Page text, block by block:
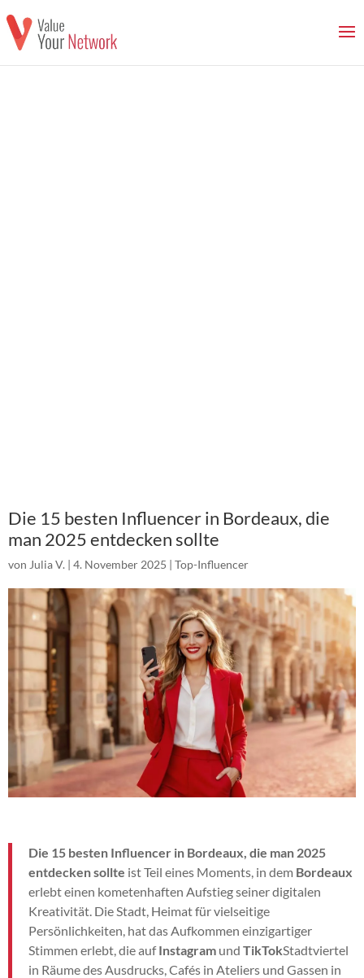
Die 15 besten Influencer in Bordeaux, die
man 2025 entdecken sollte
von Julia V. | 4. November 2025 | Top-Influencer
Die 15 besten Influencer in Bordeaux, die man 2025
entdecken sollte ist Teil eines Moments, in dem Bordeaux
erlebt einen kometenhaften Aufstieg seiner digitalen
Kreativität. Die Stadt, Heimat für vielseitige
Persönlichkeiten, hat das Aufkommen einzigartiger
Stimmen erlebt, die aufInstagram und TikTokStadtviertel
in Räume des Ausdrucks, Cafés in Ateliers und Gassen in